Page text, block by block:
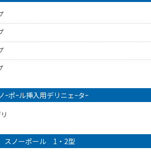
ｰポｰル挿入用デリニェｰタｰ
スノーポール 1・2型